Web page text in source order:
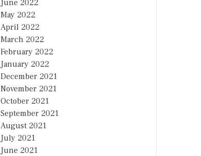
June 2022
May 2022
April 2022
March 2022
February 2022
January 2022
December 2021
November 2021
October 2021
September 2021
August 2021
July 2021
June 2021